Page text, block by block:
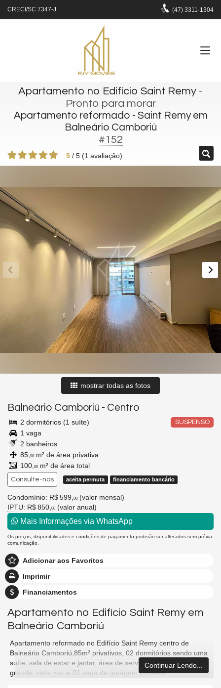
CRECI/SC 7347-J (47) 3311-1304
Apartamento no Edifício Saint Remy -
Pronto para morar
Apartamento reformado - Saint Remy em
Balneário Camboriú
#152
5 / 5 (1 avaliação)
mostrar todas as fotos
Balneário Camboriú - Centro
SUSPENSO
2 dormitórios (1 suíte)
1 vaga
2 banheiros
85, 00 m² de área privativa
100, 00 m² de área total
Consulte-nos aceita permuta financiamento bancário
Condomínio: R$ 599, 00 (valor mensal)
IPTU: R$ 850, 00 (valor anual)
Mais Informações via WhatsApp
Os preços, disponibilidades e condições de pagamento poderão ser alterados sem prévia
comunicação.
Adicionar aos Favoritos
Imprimir
Financiamentos
Apartamento no Edifício Saint Remy em
Balneário Camboriú
Apartamento reformado no Edifício Saint Remy centro de
Balneário Camboriú,85m² privativos, 02 dormitórios sendo uma
suíte, sala de estar e jantar, área de serviço, cozinha, sacada
grande, vista mar e 01 vaga de garagem privativa.
Continuar Lendo...